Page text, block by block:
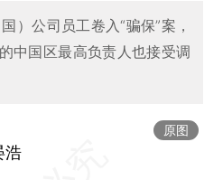
）公司员工卷入“骗保”案，
中国区最高负责人也接受调
原图